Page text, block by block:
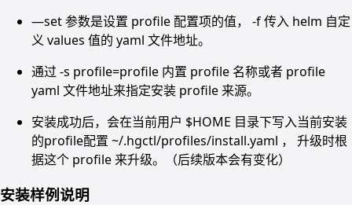
—set 参数是设置 profile 配置项的值， -f 传入 helm 自定
义 values 值的 yaml 文件地址。
通过 -s profile=profile 内置 profile 名称或者 profile
yaml 文件地址来指定安装 profile 来源。
安装成功后，会在当前用户 $HOME 目录下写入当前安装
的profile配置 ~/.hgctl/profiles/install.yaml ， 升级时根
据这个 profile 来升级。（后续版本会有变化）
安装样例说明